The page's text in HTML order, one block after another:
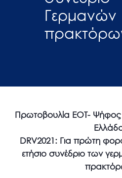
Γερμανών
Πρωτοβουλία ΕΟΤ- Ψήφος
DRV2021: Για πρώτη
ετήσιο συνέδριο των